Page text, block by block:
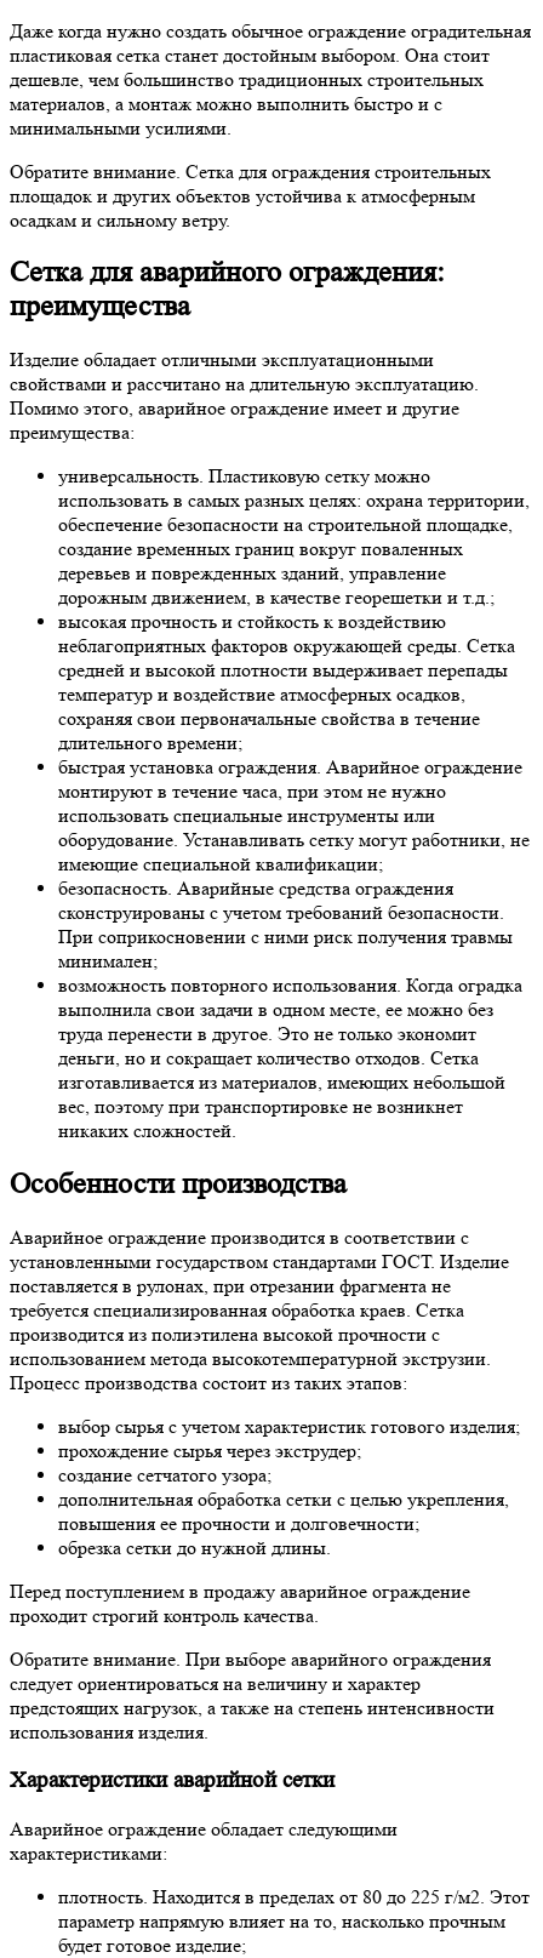
Даже когда нужно создать обычное ограждение оградительная
пластиковая сетка станет достойным выбором. Она стоит
дешевле, чем большинство традиционных строительных
материалов, а монтаж можно выполнить быстро и с
минимальными усилиями.
Обратите внимание. Сетка для ограждения строительных
площадок и других объектов устойчива к атмосферным
осадкам и сильному ветру.
Сетка для аварийного ограждения:
преимущества
Изделие обладает отличными эксплуатационными
свойствами и рассчитано на длительную эксплуатацию.
Помимо этого, аварийное ограждение имеет и другие
преимущества:
универсальность. Пластиковую сетку можно
использовать в самых разных целях: охрана территории,
обеспечение безопасности на строительной площадке,
создание временных границ вокруг поваленных
деревьев и поврежденных зданий, управление
дорожным движением, в качестве георешетки и т.д.;
высокая прочность и стойкость к воздействию
неблагоприятных факторов окружающей среды. Сетка
средней и высокой плотности выдерживает перепады
температур и воздействие атмосферных осадков,
сохраняя свои первоначальные свойства в течение
длительного времени;
быстрая установка ограждения. Аварийное ограждение
монтируют в течение часа, при этом не нужно
использовать специальные инструменты или
оборудование. Устанавливать сетку могут работники, не
имеющие специальной квалификации;
безопасность. Аварийные средства ограждения
сконструированы с учетом требований безопасности.
При соприкосновении с ними риск получения травмы
минимален;
возможность повторного использования. Когда оградка
выполнила свои задачи в одном месте, ее можно без
труда перенести в другое. Это не только экономит
деньги, но и сокращает количество отходов. Сетка
изготавливается из материалов, имеющих небольшой
вес, поэтому при транспортировке не возникнет
никаких сложностей.
Особенности производства
Аварийное ограждение производится в соответствии с
установленными государством стандартами ГОСТ. Изделие
поставляется в рулонах, при отрезании фрагмента не
требуется специализированная обработка краев. Сетка
производится из полиэтилена высокой прочности с
использованием метода высокотемпературной экструзии.
Процесс производства состоит из таких этапов:
выбор сырья с учетом характеристик готового изделия;
прохождение сырья через экструдер;
создание сетчатого узора;
дополнительная обработка сетки с целью укрепления,
повышения ее прочности и долговечности;
обрезка сетки до нужной длины.
Перед поступлением в продажу аварийное ограждение
проходит строгий контроль качества.
Обратите внимание. При выборе аварийного ограждения
следует ориентироваться на величину и характер
предстоящих нагрузок, а также на степень интенсивности
использования изделия.
Характеристики аварийной сетки
Аварийное ограждение обладает следующими
характеристиками:
плотность. Находится в пределах от 80 до 225 г/м2. Этот
параметр напрямую влияет на то, насколько прочным
будет готовое изделие;